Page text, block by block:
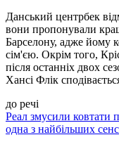
Данський центрбек
вони пропонували
Барселону, адже йому
сім'єю. Окрім того,
після останніх двох
Хансі Флік
до речі
Реал змусили ковтати
одна з найбільших